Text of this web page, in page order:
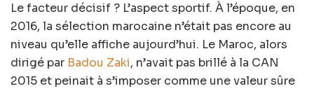
Le facteur décisif ? L’aspect sportif. À l’époque, en
2016, la sélection marocaine n’était pas encore au
niveau qu’elle affiche aujourd’hui. Le Maroc, alors
dirigé par Badou Zaki, n’avait pas brillé à la CAN
2015 et peinait à s’imposer comme une valeur sûre